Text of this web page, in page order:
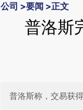
公司 >要闻 >正文
普洛斯
普洛斯称，交易获